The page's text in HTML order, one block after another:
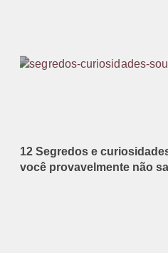
12 Segredos e
você provavelmente não